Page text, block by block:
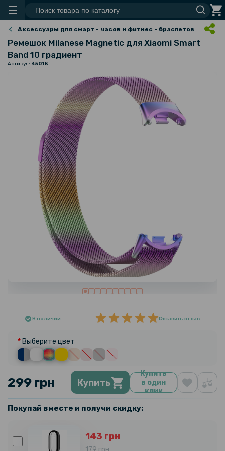
Аксессуары для смарт - часов и фитнес - браслетов
Ремешок Milanese Magnetic для Xiaomi Smart
Band 10 градиент
Артикул: 45018
В наличии Оставить отзыв
Выберите цвет
299 грн Купить
Купить
в один
клик
Покупай вместе и получи скидку:
143 грн